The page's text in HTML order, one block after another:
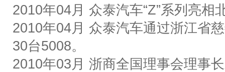
2010年04月 众泰汽车“Z”系列亮相
2010年04月 众泰汽车通过浙江省
30台5008。
2010年03月 浙商全国理事会理事